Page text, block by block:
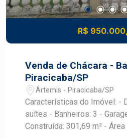
R$
Venda de Chácara -
Piracicaba/SP
Ártemis - Piracicaba/SP
Características do Imóvel: -
suítes - Banheiros: 3 - Garagens: 6 - Área
Construída: 301,69 m² - Área do Terreno: 24.827